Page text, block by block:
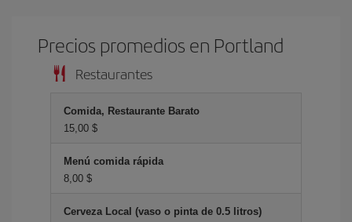
Precios promedios en Portland
Restaurantes
Comida, Restaurante Barato
15,00 $
Menú comida rápida
8,00 $
Cerveza Local (vaso o pinta de 0.5 litros)